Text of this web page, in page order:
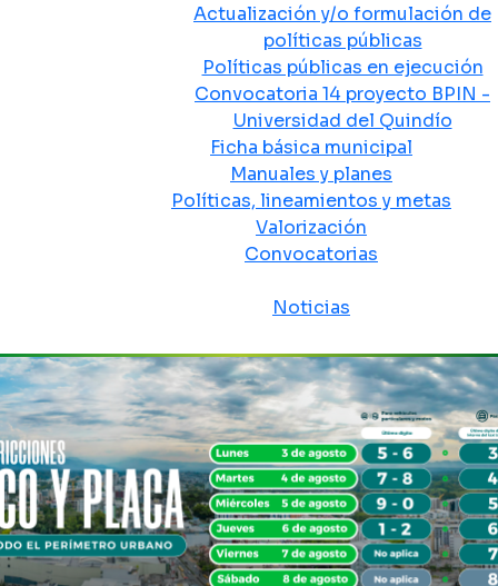
Actualización y/o formulación de
políticas públicas
Políticas públicas en ejecución
Convocatoria 14 proyecto BPIN -
Universidad del Quindío
Ficha básica municipal
Manuales y planes
Políticas, lineamientos y metas
Valorización
Convocatorias
Noticias